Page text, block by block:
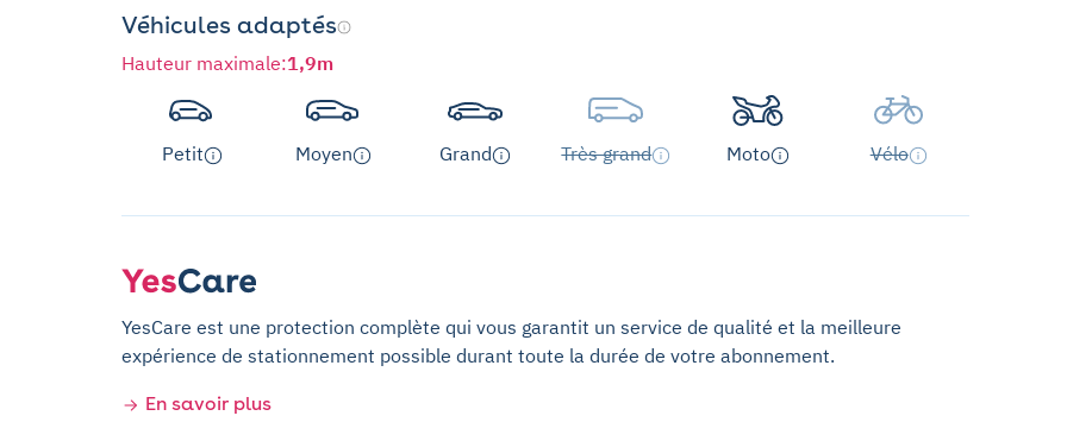
Véhicules adaptés
Hauteur maximale:1,9m
Petit Moyen Grand Très grand Moto Vélo
YesCare est une protection complète qui vous garantit un service de qualité et la meilleure
expérience de stationnement possible durant toute la durée de votre abonnement.
En savoir plus